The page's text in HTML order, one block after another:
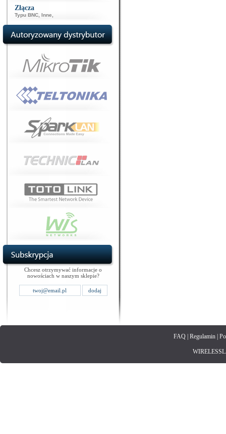
Złącza
Typu BNC Inne
Chcesz otrzymywać informacje o
nowościach w naszym sklepie?
FAQ| Regulamin|